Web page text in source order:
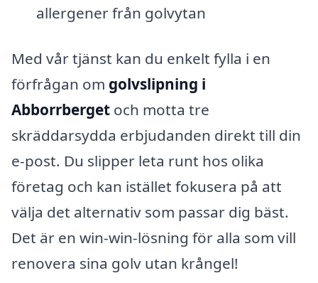
allergener från golvytan
Med vår tjänst kan du enkelt fylla i en
förfrågan om golvslipning i
Abborrberget och motta tre
skräddarsydda erbjudanden direkt till din
e-post. Du slipper leta runt hos olika
företag och kan istället fokusera på att
välja det alternativ som passar dig bäst.
Det är en win-win-lösning för alla som vill
renovera sina golv utan krångel!